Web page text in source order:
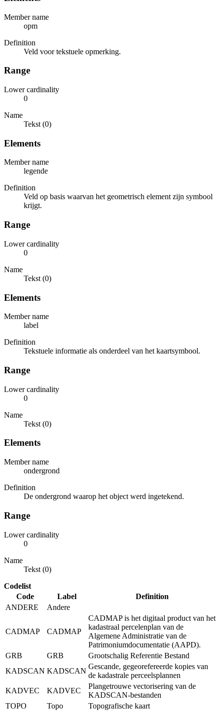
Member name
opm
Definition
Veld voor tekstuele opmerking.
Range
Lower cardinality
0
Name
Tekst (0)
Elements
Member name
legende
Definition
Veld op basis waarvan het geometrisch element zijn symbool
krijgt.
Range
Lower cardinality
0
Name
Tekst (0)
Elements
Member name
label
Definition
Tekstuele informatie als onderdeel van het kaartsymbool.
Range
Lower cardinality
0
Name
Tekst (0)
Elements
Member name
ondergrond
Definition
De ondergrond waarop het object werd ingetekend.
Range
Lower cardinality
0
Name
Tekst (0)
Codelist
Code
Label
Definition
ANDERE
Andere
CADMAP CADMAP
CADMAP is het digitaal product van het
kadastraal percelenplan van de
Algemene Administratie van de
Patrimoniumdocumentatie (AAPD).
GRB
GRB
Grootschalig Referentie Bestand
KADSCAN KADSCAN
Gescande, gegeorefereerde kopies van
de kadastrale perceelsplannen
KADVEC
KADVEC
Plangetrouwe vectorisering van de
KADSCAN-bestanden
TOPO
Topo
Topografische kaart